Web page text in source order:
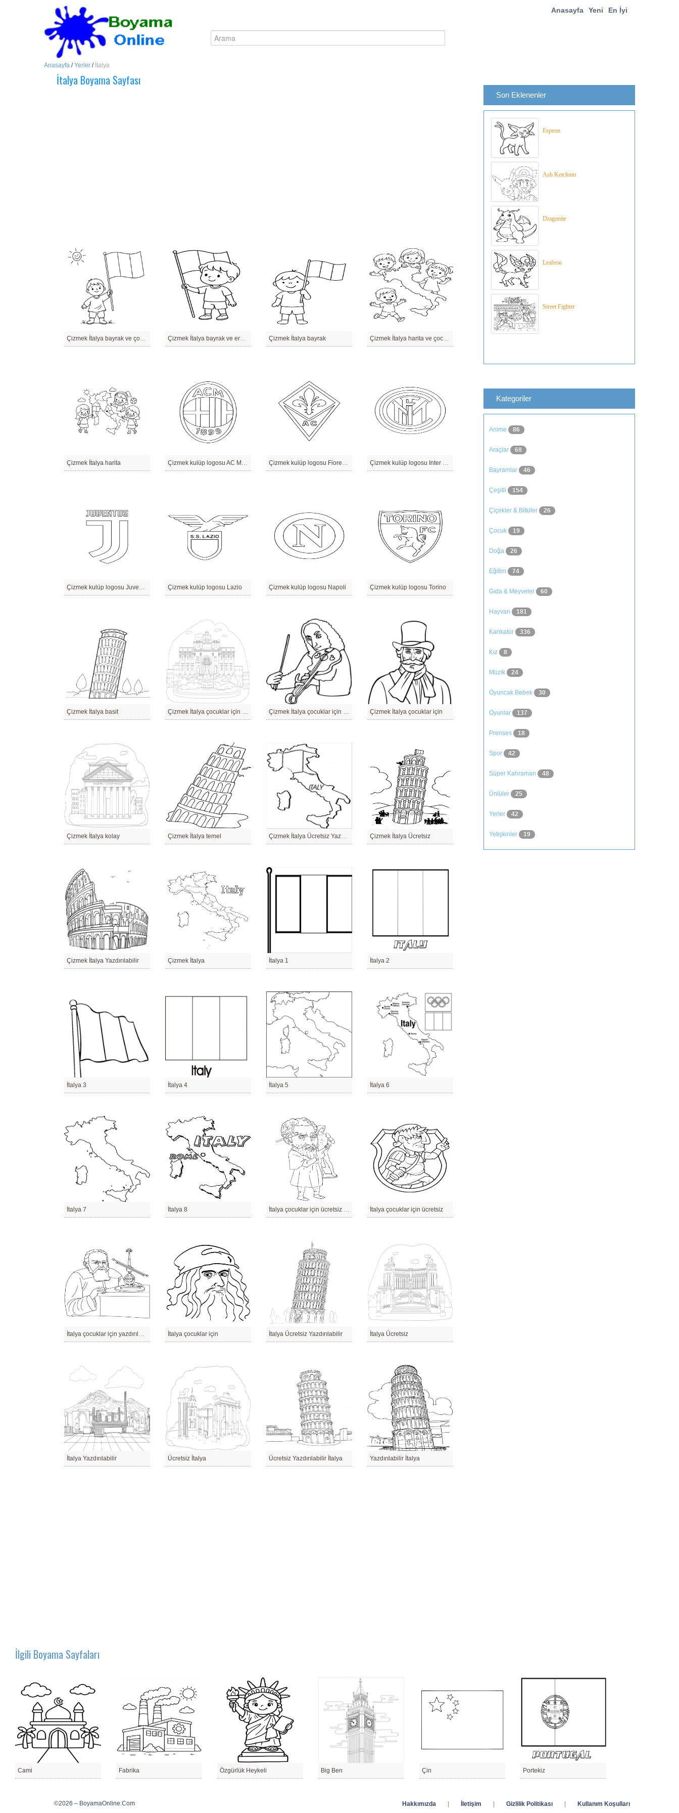
Anasayfa Yeni En İyi
Anasayfa /Yerler / İtalya
İtalya Boyama Sayfası
Çizmek İtalya bayrak ve çocuklar Çizmek İtalya bayrak ve erkek çocuk Çizmek İtalya bayrak Çizmek İtalya harita ve çocuklar
Çizmek İtalya harita Çizmek kulüp logosu AC Milan Çizmek kulüp logosu Fiorentina Çizmek kulüp logosu Inter Milan
Çizmek kulüp logosu Juventus Çizmek kulüp logosu Lazio Çizmek kulüp logosu Napoli Çizmek kulüp logosu Torino
Çizmek İtalya basit Çizmek İtalya çocuklar için ücretsiz Çizmek İtalya çocuklar için yazdırılabilir Çizmek İtalya çocuklar için
Çizmek İtalya kolay Çizmek İtalya temel Çizmek İtalya Ücretsiz Yazdırılabilir Çizmek İtalya Ücretsiz
Çizmek İtalya Yazdırılabilir Çizmek İtalya İtalya 1 İtalya 2
İtalya 3 İtalya 4 İtalya 5 İtalya 6
İtalya 7 İtalya 8 İtalya çocuklar için ücretsiz yazdırılabilir İtalya çocuklar için ücretsiz
İtalya çocuklar için yazdırılabilir İtalya çocuklar için İtalya Ücretsiz Yazdırılabilir İtalya Ücretsiz
İtalya Yazdırılabilir Ücretsiz İtalya Ücretsiz Yazdırılabilir İtalya Yazdırılabilir İtalya
Son Eklenenler
Espeon
Ash Ketchum
Dragonite
Leafeon
Street Fighter
Kategoriler
Anime 86
Araçlar 68
Bayramlar 46
Çeşitli 154
Çiçekler & Bitkiler 26
Çocuk 19
Doğa 26
Eğitim 74
Gıda & Meyveler 60
Hayvan 181
Karikatür 336
Kız 8
Müzik 24
Oyuncak Bebek 30
Oyunlar 137
Prenses 18
Spor 42
Süper Kahraman 48
Ünlüler 25
Yerler 42
Yetişkinler 19
İlgili Boyama Sayfaları
Cami Fabrika Özgürlük Heykeli Big Ben Çin Portekiz
©2026 – BoyamaOnline.Com Hakkımızda İletişim Gizlilik Politikası Kullanım Koşulları